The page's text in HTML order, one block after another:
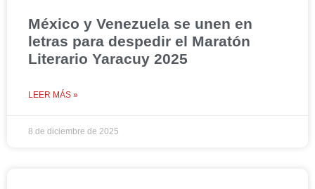
México y Venezuela se unen en
letras para despedir el Maratón
Literario Yaracuy 2025
LEER MÁS »
8 de diciembre de 2025